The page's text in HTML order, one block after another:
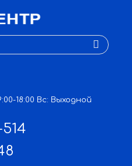
18:00 Вс: Выходной